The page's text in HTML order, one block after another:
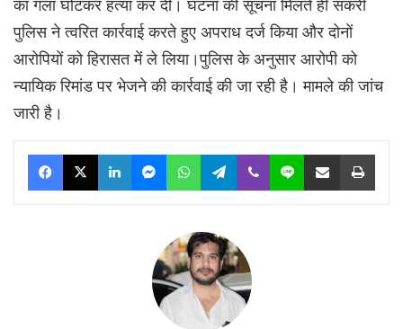
का गला घोंटकर हत्या कर दी। घटना की सूचना मिलते ही सकरी
पुलिस ने त्वरित कार्रवाई करते हुए अपराध दर्ज किया और दोनों
आरोपियों को हिरासत में ले लिया।पुलिस के अनुसार आरोपी को
न्यायिक रिमांड पर भेजने की कार्रवाई की जा रही है। मामले की जांच
जारी है।
Facebook
X LinkedInMessengerWhatsAppTelegram
Viber Line Share via Email Print